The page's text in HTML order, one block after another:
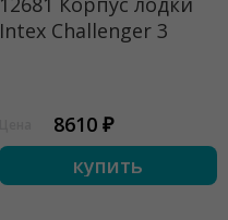
Intex Challenger 3
8610 ₽
купить